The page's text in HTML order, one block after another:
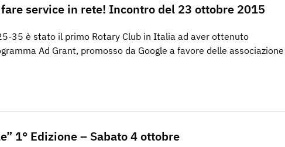
fare service in rete! Incontro del 23 ottobre 2015
35 è stato il primo Rotary Club in Italia ad aver ottenuto
Ad Grant, promosso da Google a favore delle associazione
1° Edizione – Sabato 4 ottobre